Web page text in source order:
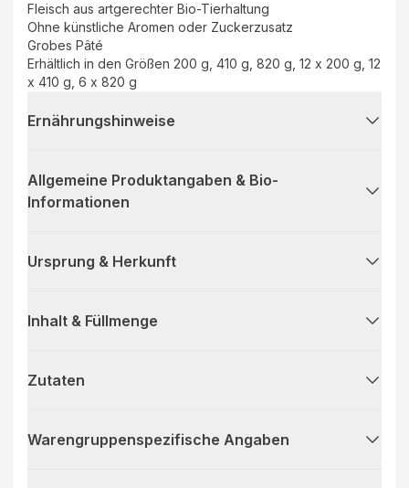
Fleisch aus artgerechter Bio-Tierhaltung
Ohne künstliche Aromen oder Zuckerzusatz
Grobes Pâté
Erhältlich in den Größen 200 g, 410 g, 820 g, 12 x 200 g, 12
x 410 g, 6 x 820 g
Ernährungshinweise
Allgemeine Produktangaben & Bio-
Informationen
Ursprung & Herkunft
Inhalt & Füllmenge
Zutaten
Warengruppenspezifische Angaben